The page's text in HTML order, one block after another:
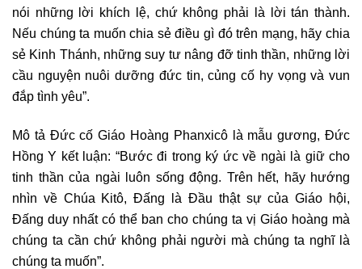
nói những lời khích lệ, chứ không phải là lời tán thành.
Nếu chúng ta muốn chia sẻ điều gì đó trên mạng, hãy chia
sẻ Kinh Thánh, những suy tư nâng đỡ tinh thần, những lời
cầu nguyện nuôi dưỡng đức tin, củng cố hy vọng và vun
đắp tình yêu”.
Mô tả Đức cố Giáo Hoàng Phanxicô là mẫu gương, Đức
Hồng Y kết luận: “Bước đi trong ký ức về ngài là giữ cho
tinh thần của ngài luôn sống động. Trên hết, hãy hướng
nhìn về Chúa Kitô, Đấng là Đầu thật sự của Giáo hội,
Đấng duy nhất có thể ban cho chúng ta vị Giáo hoàng mà
chúng ta cần chứ không phải người mà chúng ta nghĩ là
chúng ta muốn”.